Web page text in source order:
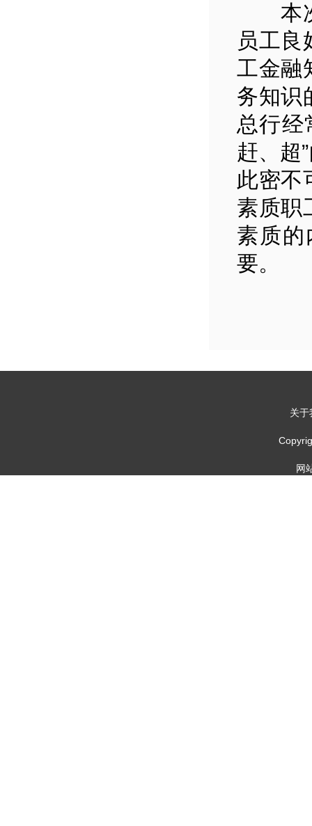
本次
员工
工金融
务知识
总行经
赶、超
此密不
素质职
素质的
要。
关于
网